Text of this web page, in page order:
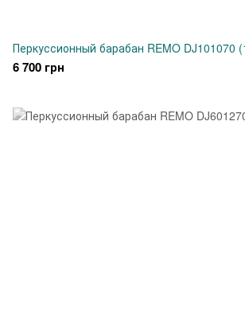
Перкуссионный барабан REMO DJ101070
6 700 грн